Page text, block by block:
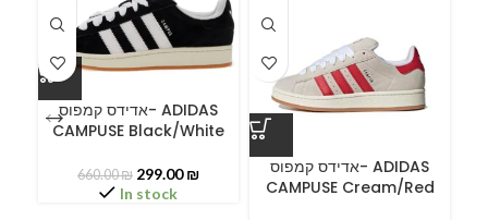
אדידס קמפוס- ADIDAS
CAMPUSE Black/White
660.00₪ 299.00₪
In stock
אדידס קמפוס- ADIDAS
CAMPUSE Cream/Red